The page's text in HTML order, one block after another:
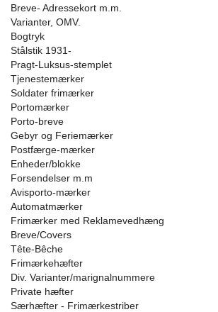
Breve- Adressekort m.m.
Varianter, OMV.
Bogtryk
Stålstik 1931-
Pragt-Luksus-stemplet
Tjenestemærker
Soldater frimærker
Portomærker
Porto-breve
Gebyr og Feriemærker
Postfærge-mærker
Enheder/blokke
Forsendelser m.m
Avisporto-mærker
Automatmærker
Frimærker med Reklamevedhæng
Breve/Covers
Tête-Bêche
Frimærkehæfter
Div. Varianter/marignalnummere
Private hæfter
Særhæfter - Frimærkestriber